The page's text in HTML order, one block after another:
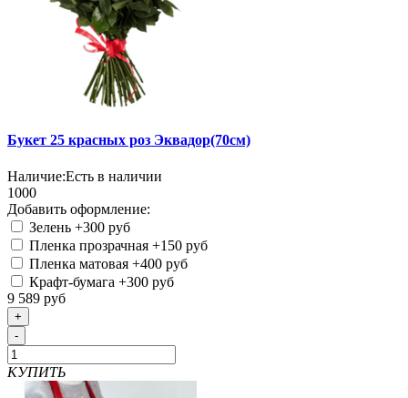
Букет 25 красных роз Эквадор(70см)
Наличие:Есть в наличии
1000
Добавить оформление:
Зелень +300 руб
Пленка прозрачная +150 руб
Пленка матовая +400 руб
Крафт-бумага +300 руб
9 589 руб
+
-
КУПИТЬ